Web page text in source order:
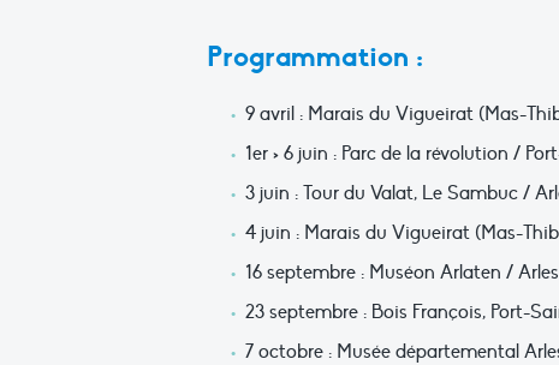
Programmation :
9 avril : Marais du Vigueirat (Mas-
1er > 6 juin : Parc de la révolution /
3 juin : Tour du Valat, Le Sambuc /
4 juin : Marais du Vigueirat (Mas-
16 septembre : Muséon Arlaten / Arles
23 septembre : Bois François, Port-
7 octobre : Musée départemental